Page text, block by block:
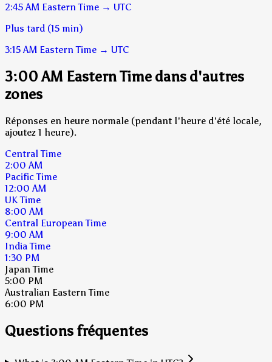
2:45 AM Eastern Time → UTC
Plus tard (15 min)
3:15 AM Eastern Time → UTC
3:00 AM Eastern Time dans d'autres
zones
Réponses en heure normale (pendant l'heure d'été locale,
ajoutez 1 heure).
Central Time
2:00 AM
Pacific Time
12:00 AM
UK Time
8:00 AM
Central European Time
9:00 AM
India Time
1:30 PM
Japan Time
5:00 PM
Australian Eastern Time
6:00 PM
Questions fréquentes